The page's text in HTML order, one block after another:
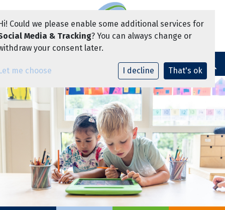
Vacatures
Toggle
Could we please enable some additional services for
Media & Tracking? You can always change or
your consent later.
me choose I decline That's ok